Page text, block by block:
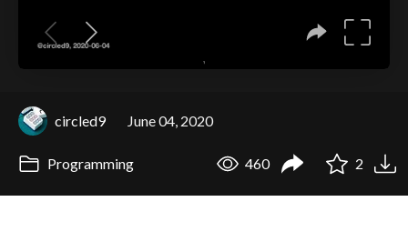
circled9 June 04, 2020
Programming 460 2